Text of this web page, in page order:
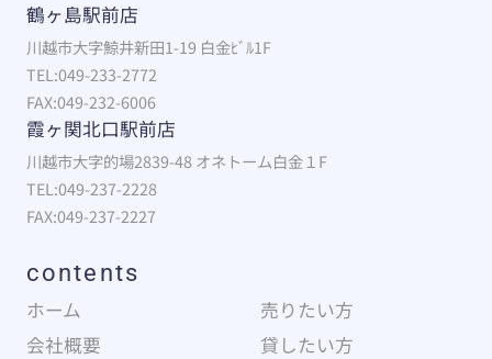
鶴ヶ島駅前店
川越市大字鯨井新田1-19 白金ﾋﾞﾙ1F
TEL:049-233-2772
FAX:049-232-6006
霞ヶ関北口駅前店
川越市大字的場2839-48 オネトーム白金１F
TEL:049-237-2228
FAX:049-237-2227
contents
ホーム
売りたい方
会社概要
貸したい方